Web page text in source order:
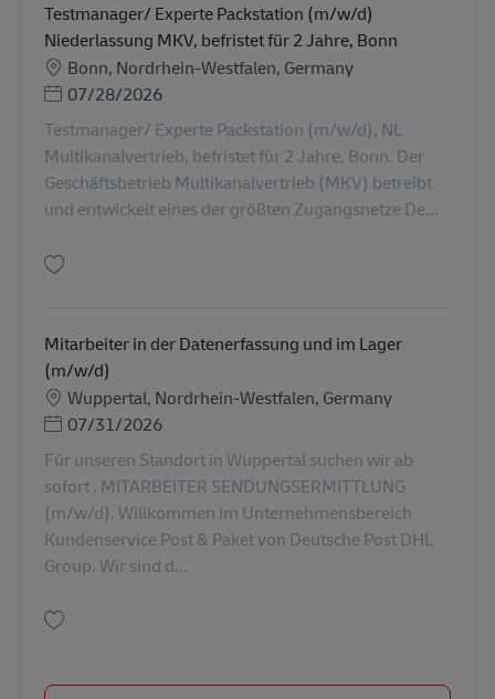
Testmanager/ Experte Packstation (m/w/d)
Niederlassung MKV, befristet für 2 Jahre, Bonn
LokasiBonn, Nordrhein-Westfalen, Germany
Posted Date
07/28/2026
Testmanager/ Experte Packstation (m/w/d), NL
Multikanalvertrieb, befristet für 2 Jahre, Bonn. Der
Geschäftsbetrieb Multikanalvertrieb (MKV) betreibt
und entwickelt eines der größten Zugangsnetze De...
Mitarbeiter in der Datenerfassung und im Lager
(m/w/d)
LokasiWuppertal, Nordrhein-Westfalen, Germany
Posted Date
07/31/2026
Für unseren Standort in Wuppertal suchen wir ab
sofort . MITARBEITER SENDUNGSERMITTLUNG
(m/w/d). Willkommen im Unternehmensbereich
Kundenservice Post & Paket von Deutsche Post DHL
Group. Wir sind d...